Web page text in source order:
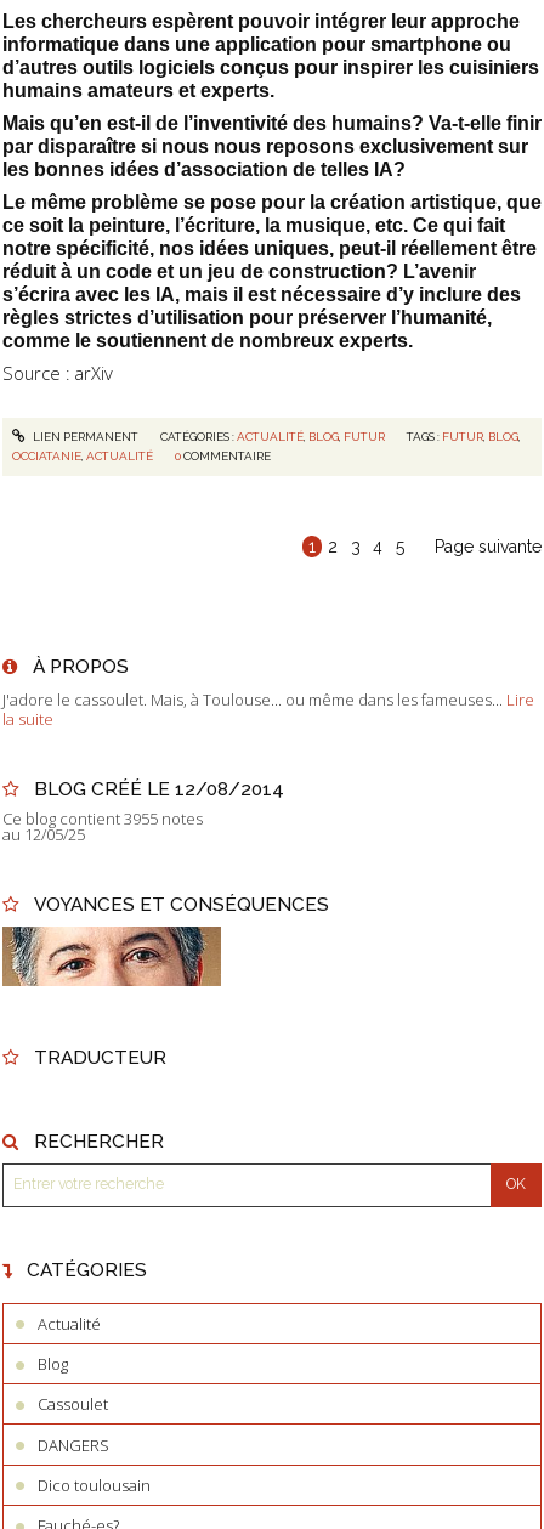
Les chercheurs espèrent pouvoir intégrer leur approche
informatique dans une application pour smartphone ou
d’autres outils logiciels conçus pour inspirer les cuisiniers
humains amateurs et experts.
Mais qu’en est-il de l’inventivité des humains? Va-t-elle finir
par disparaître si nous nous reposons exclusivement sur
les bonnes idées d’association de telles IA?
Le même problème se pose pour la création artistique, que
ce soit la peinture, l’écriture, la musique, etc. Ce qui fait
notre spécificité, nos idées uniques, peut-il réellement être
réduit à un code et un jeu de construction? L’avenir
s’écrira avec les IA, mais il est nécessaire d’y inclure des
règles strictes d’utilisation pour préserver l’humanité,
comme le soutiennent de nombreux experts.
Source : arXiv
LIEN PERMANENT CATÉGORIES :ACTUALITÉ, BLOG, FUTUR TAGS : FUTUR BLOG
OCCIATANIE ,ACTUALITÉ 0 COMMENTAIRE
1 2 3 4 5 Page suivante
À PROPOS
J'adore le cassoulet. Mais, à Toulouse... ou même dans les fameuses...
Lire
la suite
BLOG CRÉÉ LE 12/08/2014
Ce blog contient 3955 notes
au 12/05/25
VOYANCES ET CONSÉQUENCES
TRADUCTEUR
RECHERCHER
CATÉGORIES
Actualité
Blog
Cassoulet
DANGERS
Dico toulousain